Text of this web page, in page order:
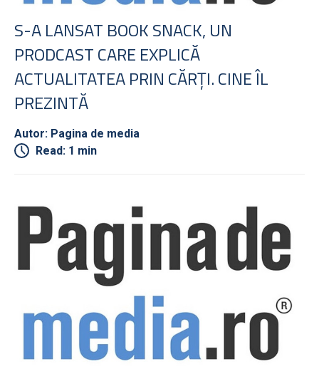
S-A LANSAT BOOK SNACK, UN
PRODCAST CARE EXPLICĂ
ACTUALITATEA PRIN CĂRŢI. CINE ÎL
PREZINTĂ
Autor: Pagina de media
Read: 1 min